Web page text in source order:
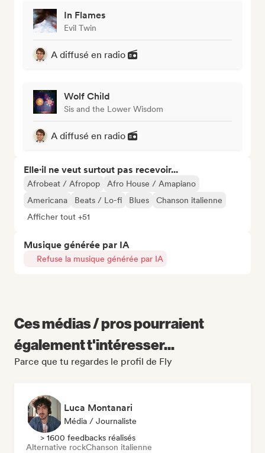
In Flames
Evil Twin
A diffusé en radio
Wolf Child
Sis and the Lower Wisdom
A diffusé en radio
Elle·il ne veut surtout pas recevoir...
Afrobeat / Afropop
Afro House / Amapiano
Americana
Beats / Lo-fi Blues
Chanson italienne
Afficher tout +51
Musique générée par IA
Refuse la musique générée par IA
Ces médias / pros pourraient
également t'intéresser...
Parce que tu regardes le profil de Fly
Luca Montanari
Média / Journaliste
> 1600 feedbacks réalisés
Alternative rockChanson italienne